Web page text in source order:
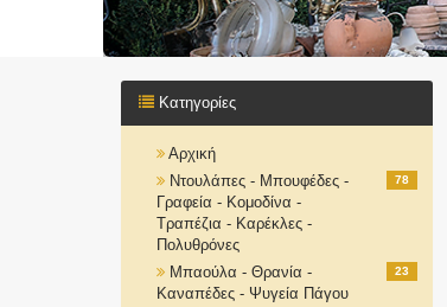
Κατηγορίες
Αρχική
Ντουλάπες - Μπουφέδες -
Γραφεία - Κομοδίνα -
Τραπέζια - Καρέκλες -
Πολυθρόνες
78
Μπαούλα - Θρανία -
Καναπέδες - Ψυγεία Πάγου
23